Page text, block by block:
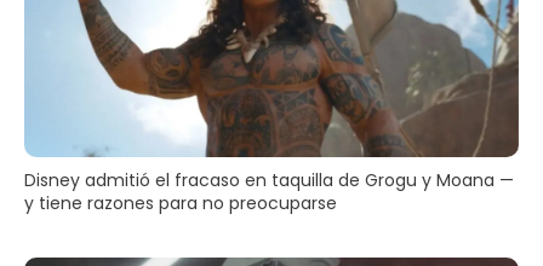
Disney admitió el fracaso en taquilla de Grogu y Moana —
y tiene razones para no preocuparse